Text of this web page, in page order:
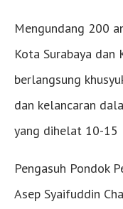
Mengundang 200
Kota Surabaya dan
berlangsung
dan kelancaran
yang dihelat 10-15
Pengasuh Pondok
Asep Syaifuddin